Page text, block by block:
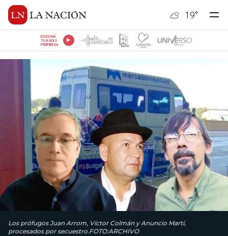
19°
ESCUCHÁ
TU RADIO
PREFERIDA
Los prófugos Juan Arrom, Víctor Colmán y Anuncio Martí,
procesados por secuestro.FOTO:ARCHIVO